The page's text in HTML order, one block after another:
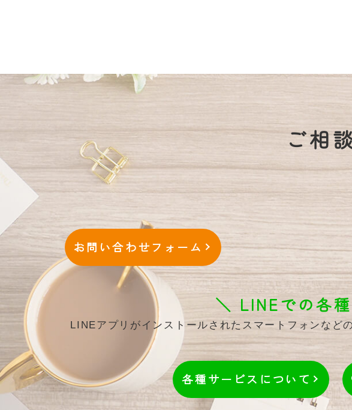
ご相
お問い合わせフォーム
＼ LINEでの各
LINEアプリがインストールされたスマートフォンなど
各種サービスについて